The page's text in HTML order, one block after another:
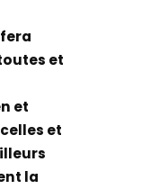
et
et
et
la